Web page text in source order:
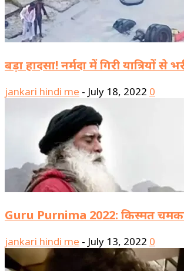
बड़ा हादसा! नर्मदा में गिरी यात्रियों से
jankari hindi me - July 18, 2022 0
Guru Purnima 2022: किस्मत
jankari hindi me - July 13, 2022 0